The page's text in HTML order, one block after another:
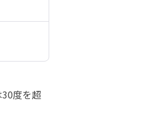
度を超